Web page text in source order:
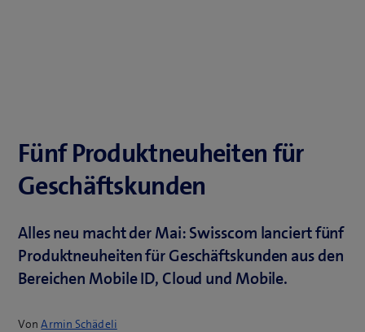
Fünf Produktneuheiten für
Geschäftskunden
Alles neu macht der Mai: Swisscom lanciert fünf
Produktneuheiten für Geschäftskunden aus den
Bereichen Mobile ID, Cloud und Mobile.
VonArmin Schädeli